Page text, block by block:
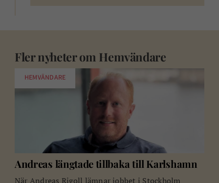
Fler nyheter om Hemvändare
HEMVÄNDARE
Andreas längtade tillbaka till Karlshamn
När Andreas Rigoll lämnar jobbet i Stockholm